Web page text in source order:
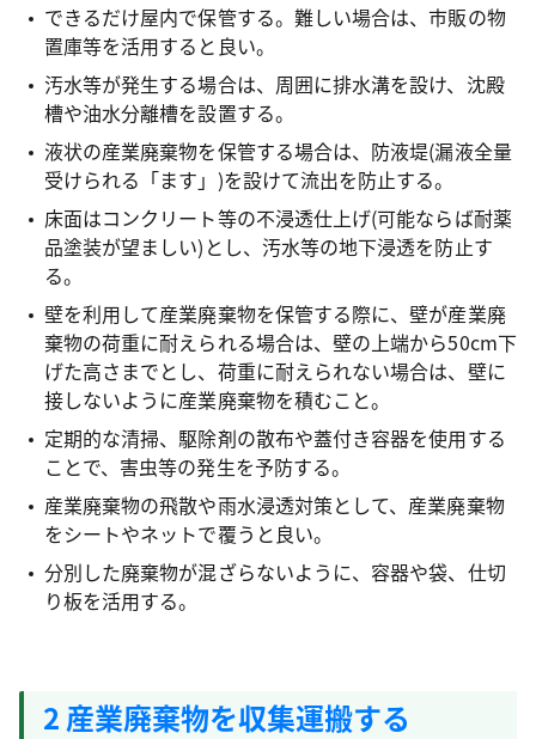
できるだけ屋内で保管する。難しい場合は、市販の物
置庫等を活用すると良い。
汚水等が発生する場合は、周囲に排水溝を設け、沈殿
槽や油水分離槽を設置する。
液状の産業廃棄物を保管する場合は、防液堤(漏液全量
受けられる「ます」)を設けて流出を防止する。
床面はコンクリート等の不浸透仕上げ(可能ならば耐薬
品塗装が望ましい)とし、汚水等の地下浸透を防止す
る。
壁を利用して産業廃棄物を保管する際に、壁が産業廃
棄物の荷重に耐えられる場合は、壁の上端から50cm下
げた高さまでとし、荷重に耐えられない場合は、壁に
接しないように産業廃棄物を積むこと。
定期的な清掃、駆除剤の散布や蓋付き容器を使用する
ことで、害虫等の発生を予防する。
産業廃棄物の飛散や雨水浸透対策として、産業廃棄物
をシートやネットで覆うと良い。
分別した廃棄物が混ざらないように、容器や袋、仕切
り板を活用する。
2 産業廃棄物を収集運搬する